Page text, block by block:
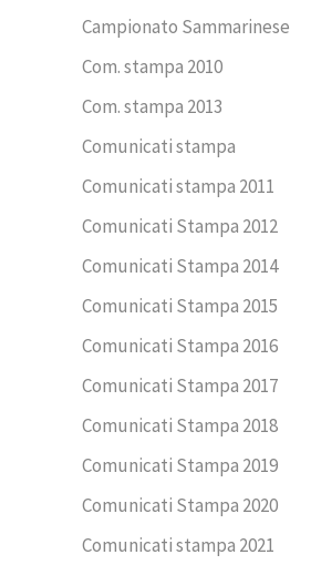
Campionato Sammarinese
Com. stampa 2010
Com. stampa 2013
Comunicati stampa
Comunicati stampa 2011
Comunicati Stampa 2012
Comunicati Stampa 2014
Comunicati Stampa 2015
Comunicati Stampa 2016
Comunicati Stampa 2017
Comunicati Stampa 2018
Comunicati Stampa 2019
Comunicati Stampa 2020
Comunicati stampa 2021